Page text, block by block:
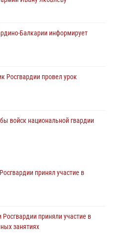
Балкарии информирует
Росгвардии провел урок
войск национальной гвардии
тыла с профессиональным
принял участие в
приняли участие в
занятиях